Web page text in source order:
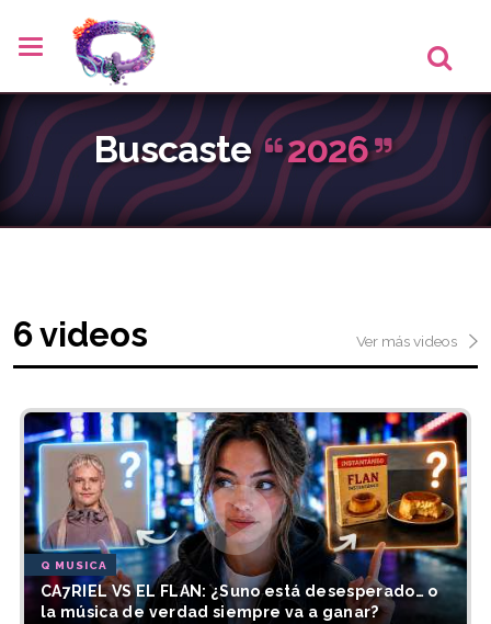
Buscaste 2026
6 videos Ver más videos
Q MUSICA
CA7RIEL VS EL FLAN: ¿Suno está desesperado… o
la música de verdad siempre va a ganar?